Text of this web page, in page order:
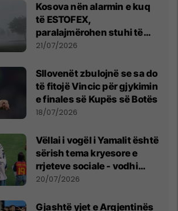
Kosova nën alarmin e kuq
të ESTOFEX,
paralajmërohen stuhi të
fuqishme me breshër dhe
21/07/2026
Sllovenët zbulojnë se sa do
të fitojë Vincic për gjykimin
e finales së Kupës së Botës
18/07/2026
Vëllai i vogël i Yamalit është
sërish tema kryesore e
rrjeteve sociale - vodhi
vëmendjen pas finales së
20/07/2026
Gjashtë yjet e Argjentinës